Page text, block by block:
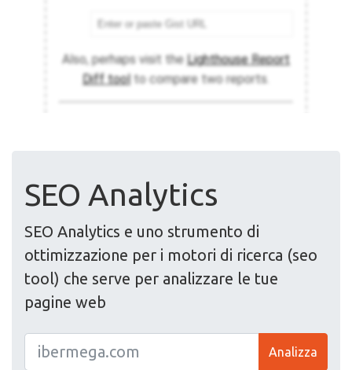
SEO Analytics
SEO Analytics e uno strumento di
ottimizzazione per i motori di ricerca (seo
tool) che serve per analizzare le tue
pagine web
Analizza